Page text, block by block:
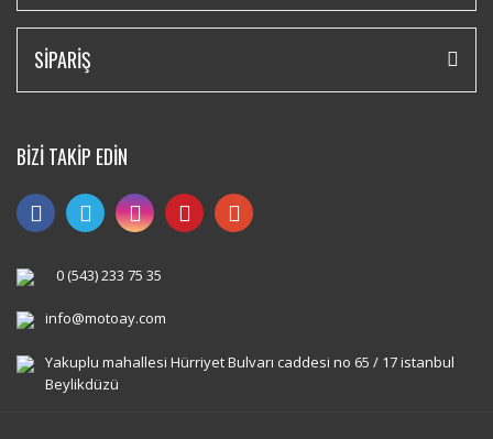
SİPARİŞ
BİZİ TAKİP EDİN
0 (543) 233 75 35
info@motoay.com
Yakuplu mahallesi Hürriyet Bulvarı caddesi no 65 / 17 istanbul
Beylikdüzü